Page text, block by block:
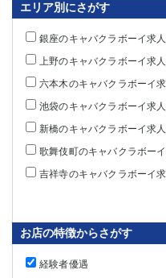
エリア別にさがす
銀座のキャバクラボーイ求
上野のキャバクラボーイ求
六本木のキャバクラボーイ
池袋のキャバクラボーイ求
新橋のキャバクラボーイ求
歌舞伎町のキャバクラボー
吉祥寺のキャバクラボーイ
お店の特徴からさがす
経験者優遇